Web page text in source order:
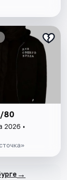
80
2026 •
→